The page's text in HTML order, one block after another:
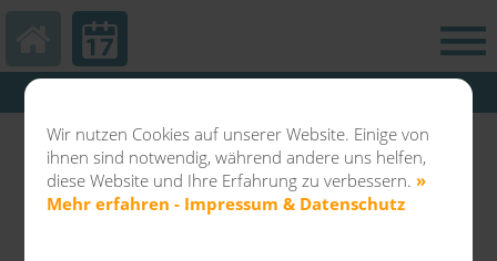
Wir nutzen Cookies auf unserer Website. Einige von
ihnen sind notwendig, während andere uns helfen,
diese Website und Ihre Erfahrung zu verbessern. »
Mehr erfahren - Impressum & Datenschutz
Abteilung Balneo & Kosmetik KL
Dermatochirurgie Kamp-Lintfort